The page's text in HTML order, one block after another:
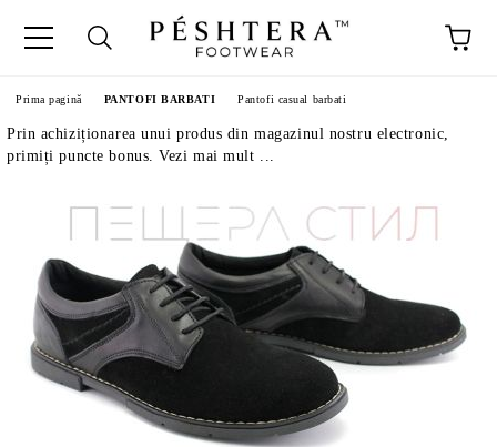
Prima pagină PANTOFI BARBATI Pantofi casual barbati
Prin achiziționarea unui produs din magazinul nostru electronic,
primiți puncte bonus. Vezi mai mult ...